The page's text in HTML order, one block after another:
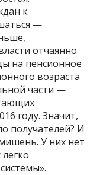
к
—
отчаянно
на пенсионное
возраста
части —
году. Значит,
получателей? И
У них нет